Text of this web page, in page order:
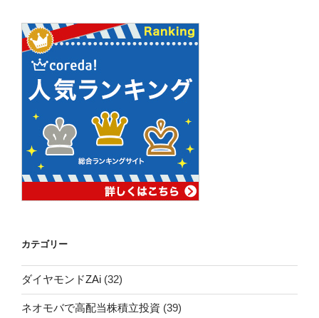
カテゴリー
ダイヤモンドZAi (32)
ネオモバで高配当株積立投資 (39)